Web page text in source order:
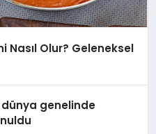
Nasıl Olur? Geleneksel
genelinde